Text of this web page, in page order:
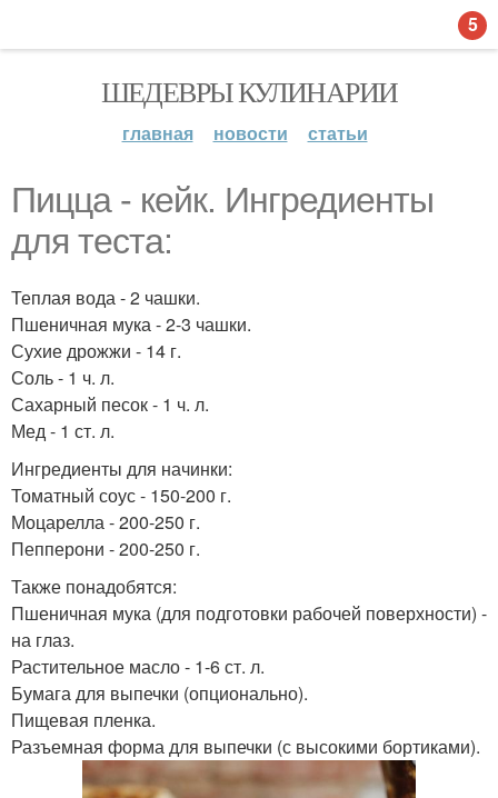
ШЕДЕВРЫ КУЛИНАРИИ
главная новости статьи
Пицца - кейк. Ингредиенты
для теста:
Теплая вода - 2 чашки.
Пшеничная мука - 2-3 чашки.
Сухие дрожжи - 14 г.
Соль - 1 ч. л.
Сахарный песок - 1 ч. л.
Мед - 1 ст. л.
Ингредиенты для начинки:
Томатный соус - 150-200 г.
Моцарелла - 200-250 г.
Пепперони - 200-250 г.
Также понадобятся:
Пшеничная мука (для подготовки рабочей поверхности) -
на глаз.
Растительное масло - 1-6 ст. л.
Бумага для выпечки (опционально).
Пищевая пленка.
Разъемная форма для выпечки (с высокими бортиками).
5